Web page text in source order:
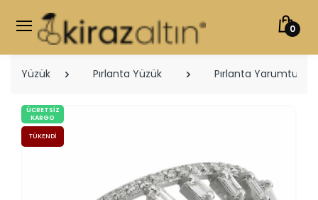
0
Yüzük Pırlanta Yüzük Pırlanta Yarumtur
ÜCRETSIZ
KARGO
TÜKENDI